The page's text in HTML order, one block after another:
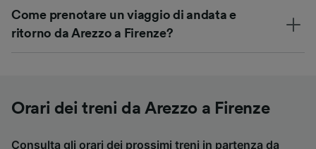
Come prenotare un viaggio di andata e
ritorno da Arezzo a Firenze?
Orari dei treni da Arezzo a Firenze
Consulta gli orari dei prossimi treni in partenza da